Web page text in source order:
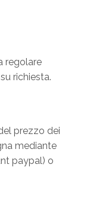
regolare
richiesta.
prezzo dei
mediante
paypal) o